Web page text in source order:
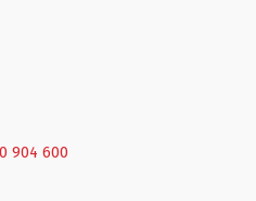
904 600